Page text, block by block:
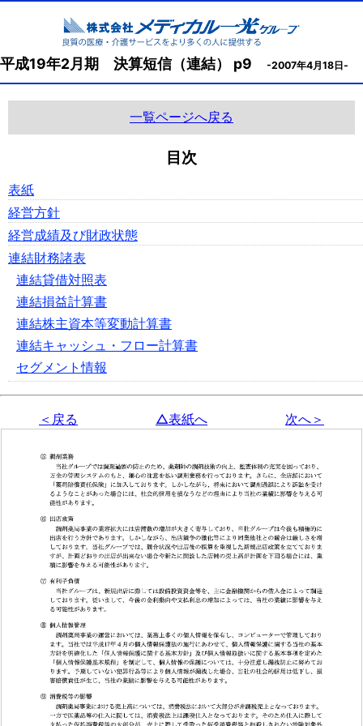
平成19年2月期 決算短信（連結） p9 -2007年4月18日-
一覧ページへ戻る
目次
表紙
経営方針
経営成績及び財政状態
連結財務諸表
連結貸借対照表
連結損益計算書
連結株主資本等変動計算書
連結キャッシュ・フロー計算書
セグメント情報
＜戻る △表紙へ 次へ＞